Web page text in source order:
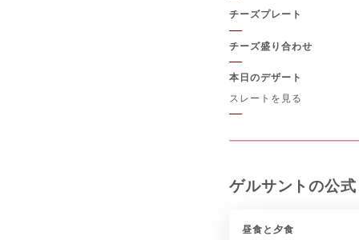
チーズプレート
チーズ盛り合わせ
本日のデザート
スレートを見る
ゲルサントの公式
昼食と夕食